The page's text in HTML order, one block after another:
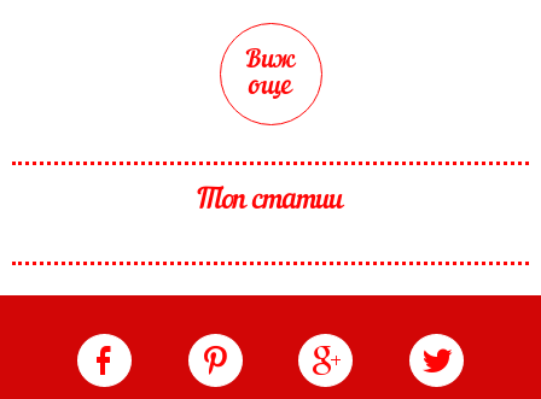
Виж
още
Топ статии